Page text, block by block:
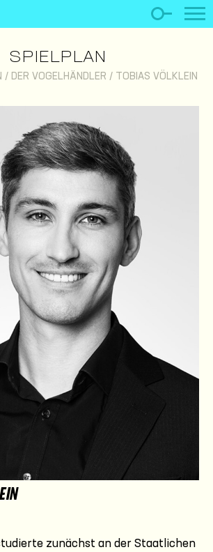
SPIELPLAN
/ DER VOGELHÄNDLER / TOBIAS VÖLKLEIN
zunächst an der Staatlichen